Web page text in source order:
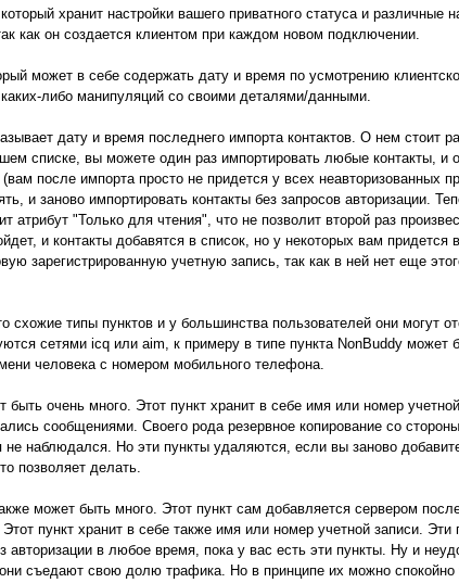
хранит настройки вашего приватного статуса и различные
как он создается клиентом при каждом новом подключении.
может в себе содержать дату и время по усмотрению
либо манипуляций со своими деталями/данными.
дату и время последнего импорта контактов. О нем стоит
списке, вы можете один раз импортировать любые контакты, и
после импорта просто не придется у всех неавторизованных
и заново импортировать контакты без запросов авторизации.
атрибут "Только для чтения", что не позволит второй раз
и контакты добавятся в список, но у некоторых вам
зарегистрированную учетную запись, так как в ней нет еще
схожие типы пунктов и у большинства пользователей они могут
сетями icq или aim, к примеру в типе пункта NonBuddy
человека с номером мобильного телефона.
быть очень много. Этот пункт хранит в себе имя или номер
сообщениями. Своего рода резервное копирование со
не наблюдался. Но эти пункты удаляются, если вы заново
позволяет делать.
может быть много. Этот пункт сам добавляется сервером
пункт хранит в себе также имя или номер учетной записи.
авторизации в любое время, пока у вас есть эти пункты. Ну и
они съедают свою долю трафика. Но в принципе их можно